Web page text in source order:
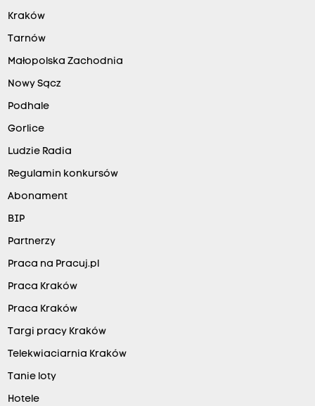
Kraków
Tarnów
Małopolska Zachodnia
Nowy Sącz
Podhale
Gorlice
Ludzie Radia
Regulamin konkursów
Abonament
BIP
Partnerzy
Praca na Pracuj.pl
Praca Kraków
Praca Kraków
Targi pracy Kraków
Telekwiaciarnia Kraków
Tanie loty
Hotele